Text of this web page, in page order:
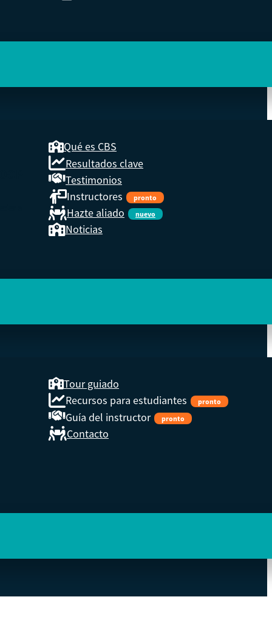
Qué es CBS
Resultados clave
Testimonios
Instructores
pronto
Hazte aliado nuevo
Noticias
Tour guiado
Recursos para estudiantes
pronto
Guía del instructor pronto
Contacto